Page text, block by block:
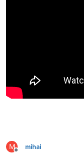
M
Deconectat
mihai